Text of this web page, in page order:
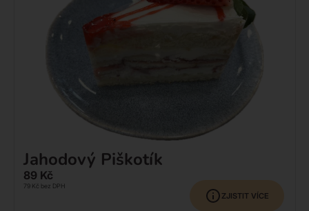
ZJISTIT VÍCE
Jahodový Piškotík
89 Kč
79 Kč bez DPH